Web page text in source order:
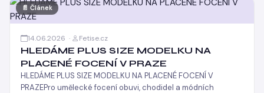
📄 Článek
14.06.2026 · Fetise.cz
HLEDÁME PLUS SIZE MODELKU NA
PLACENÉ FOCENÍ V PRAZE
HLEDÁME PLUS SIZE MODELKU NA PLACENÉ FOCENÍ V
PRAZEPro umělecké focení obuvi, chodidel a módních